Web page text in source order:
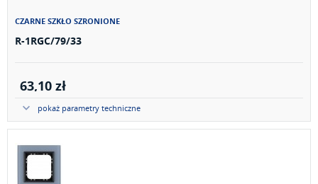
CZARNE SZKŁO SZRONIONE
R-1RGC/79/33
63,10 zł
pokaż parametry techniczne